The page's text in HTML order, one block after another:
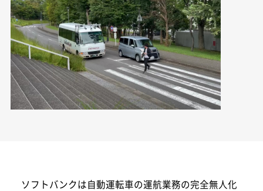
ソフトバンクは自動運転車の運航業務の完全無人化